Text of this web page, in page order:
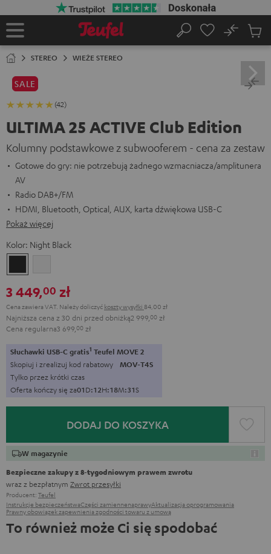
Strona
Szukaj
No
STEREO WIEŻE STEREO
SALE
(42)
ULTIMA 25 ACTIVE Club Edition
Kolumny podstawkowe z subwooferem - cena za zestaw
Gotowe do gry: nie potrzebują żadnego wzmacniacza/amplitunera
AV
Radio DAB+/FM
HDMI, Bluetooth, Optical, AUX, karta dźwiękowa USB-C
Pokaż więcej
Kolor: Night Black
Black
3 449,00 zł
Cena zawiera VAT. Należy doliczyć koszty wysyłki 84,00 zł
Najniższa cena z 30 dni przed obniżką2 999, 00 zł
Cena regularna3 699, 00 zł
Słuchawki USB-C gratis1 Teufel MOVE 2
Skopiuj i zrealizuj kod rabatowy MOV-T4S
Tylko przez krótki czas
Oferta kończy się za01D:12H:18M:30S
DODAJ DO KOSZYKA
W magazynie
Bezpieczne zakupy z 8‑tygodniowym prawem zwrotu
wraz z bezpłatnym Zwrot przesyłki
Producent: Teufel
Instrukcje bezpieczeństwaCzęści zamiennenaprawyAktualizacja oprogramowania
Prawny obowiązek zapewnienia zgodności towaru z umową
To również może Ci się spodobać